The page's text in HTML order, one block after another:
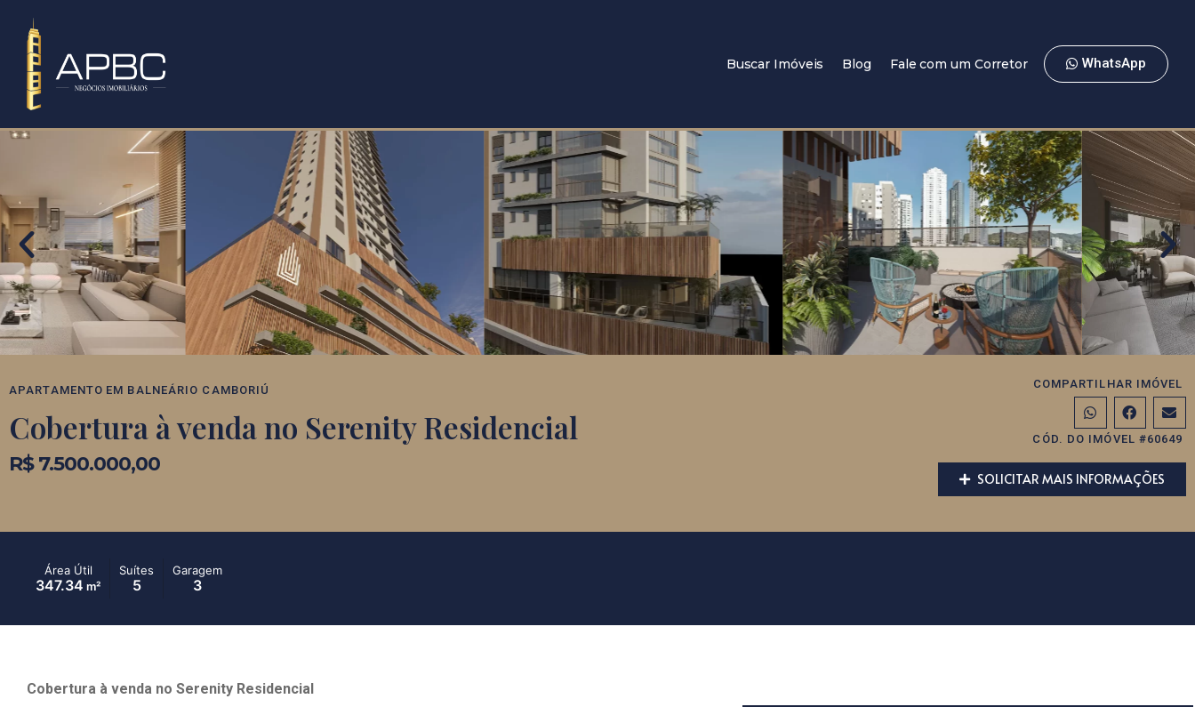
Buscar Imóveis Blog Fale com um Corretor WhatsApp
APARTAMENTO EM BALNEÁRIO CAMBORIÚ
Cobertura à venda no Serenity Residencial
R$ 7.500.000,00
COMPARTILHAR IMÓVEL
CÓD. DO IMÓVEL #60649
SOLICITAR MAIS INFORMAÇÕES
Área Útil
347.34 m²
Suítes
5
Garagem
3
Cobertura à venda no Serenity Residencial